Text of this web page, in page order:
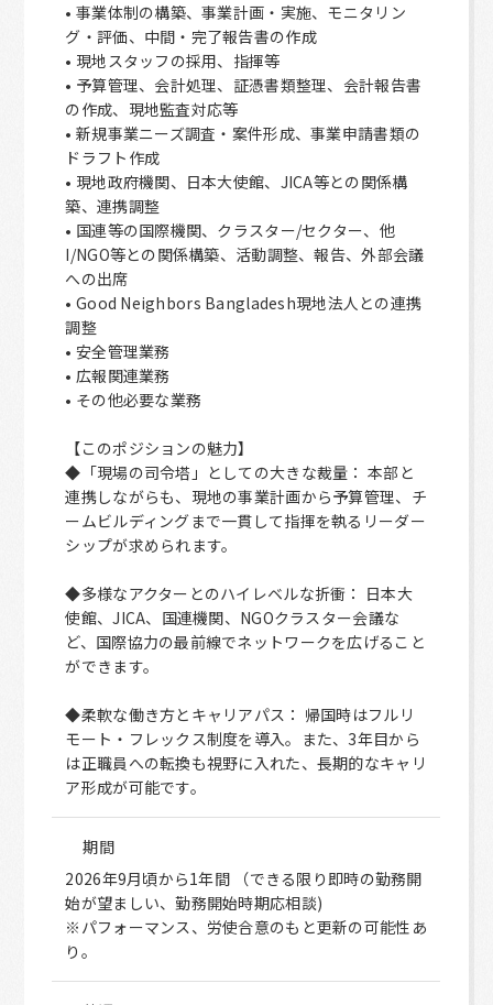
• 事業体制の構築、事業計画・実施、モニタリン
グ・評価、中間・完了報告書の作成
• 現地スタッフの採用、指揮等
• 予算管理、会計処理、証憑書類整理、会計報告書
の作成、現地監査対応等
• 新規事業ニーズ調査・案件形成、事業申請書類の
ドラフト作成
• 現地政府機関、日本大使館、JICA等との関係構
築、連携調整
• 国連等の国際機関、クラスター/セクター、他
I/NGO等との関係構築、活動調整、報告、外部会議
への出席
• Good Neighbors Bangladesh現地法人との連携
調整
• 安全管理業務
• 広報関連業務
• その他必要な業務
【このポジションの魅力】
◆「現場の司令塔」としての大きな裁量： 本部と
連携しながらも、現地の事業計画から予算管理、チ
ームビルディングまで一貫して指揮を執るリーダー
シップが求められます。
◆多様なアクターとのハイレベルな折衝： 日本大
使館、JICA、国連機関、NGOクラスター会議な
ど、国際協力の最前線でネットワークを広げること
ができます。
◆柔軟な働き方とキャリアパス： 帰国時はフルリ
モート・フレックス制度を導入。また、3年目から
は正職員への転換も視野に入れた、長期的なキャリ
ア形成が可能です。
期間
2026年9月頃から1年間 （できる限り即時の勤務開
始が望ましい、勤務開始時期応相談)
※パフォーマンス、労使合意のもと更新の可能性あ
り。